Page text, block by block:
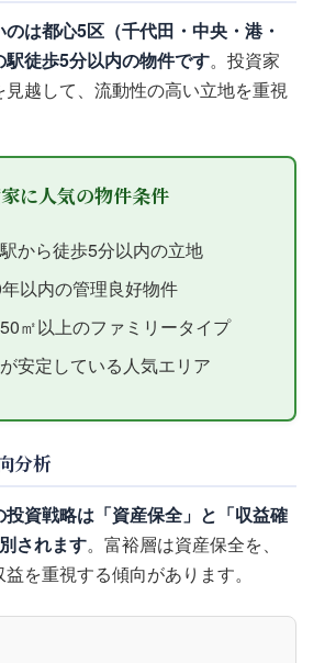
は都心5区（千代田・中央・港・
徒歩5分以内の物件です。投資家
見越して、流動性の高い立地を重視
に人気の物件条件
から徒歩5分以内の立地
以内の管理良好物件
㎡以上のファミリータイプ
安定している人気エリア
分析
資戦略は「資産保全」と「収益確
されます。富裕層は資産保全を、
を重視する傾向があります。